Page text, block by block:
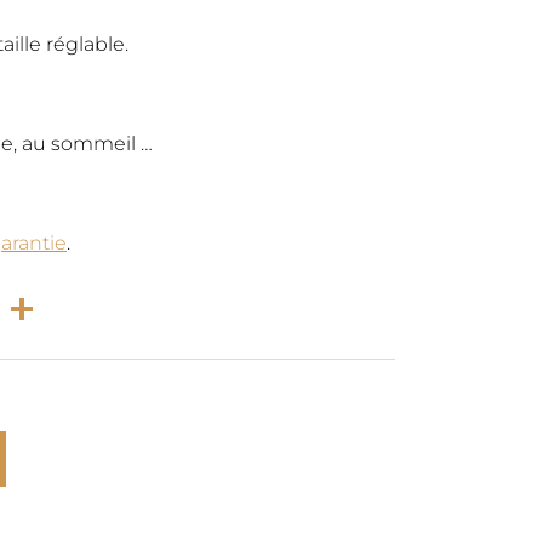
actuel
59,00€.
réglable.
au sommeil …
.